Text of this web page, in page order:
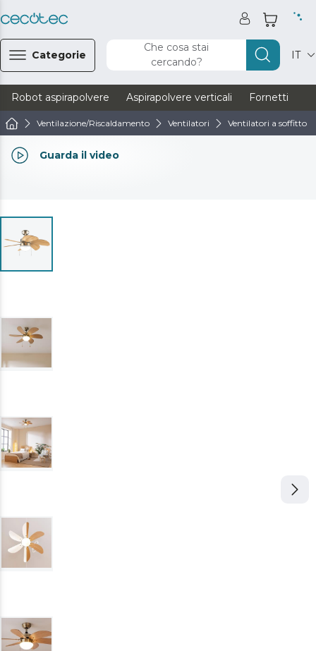
Categorie
Che cosa stai
cercando?
IT
Robot aspirapolvere Aspirapolvere verticali Fornetti
Ventilazione/Riscaldamento Ventilatori Ventilatori a soffitto
Guarda il video